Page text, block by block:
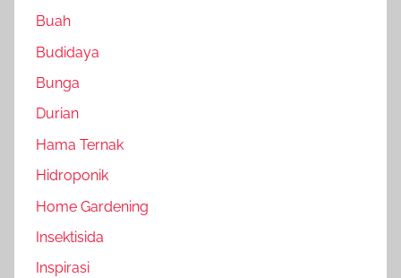
Buah
Budidaya
Bunga
Durian
Hama Ternak
Hidroponik
Home Gardening
Insektisida
Inspirasi